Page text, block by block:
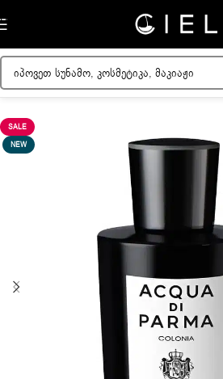
Skip to navigation
მთავარი/ქალის სუნამოები
SALE
NEW